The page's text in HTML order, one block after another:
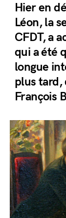
Hier en
Léon, la
CFDT, a
qui a été
longue
plus tard,
François